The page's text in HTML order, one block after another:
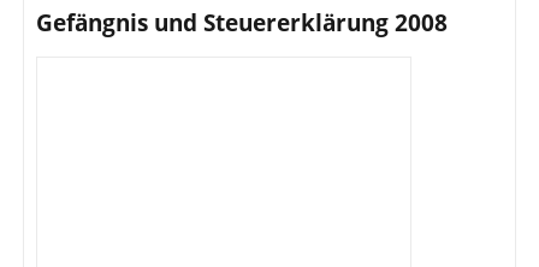
Gefängnis und Steuererklärung 2008